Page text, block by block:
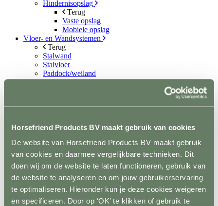
Horsefriend Products BV maakt gebruik van cookies
De website van Horsefriend Products BV maakt gebruik
van cookies en daarmee vergelijkbare technieken. Dit
doen wij om de website te laten functioneren, gebruik van
de website te analyseren en om jouw gebruikerservaring
te optimaliseren. Hieronder kun je deze cookies weigeren
en specificeren. Door op ‘OK’ te klikken of gebruik te
Hindernisopslag
Terug
Vaste opslag
Mobiele opslag
Vloer- en Wandsystemen
Terug
Stalwand
Stalvloer
Paddock/weiland
Wasplaatsen
Stap/draf molen
Horsefloor gietvloer
Ontvetten / lijmen / Kitten
Sale
+31(0)546 639 000
info@horsefriend.nl
Webshop home
Conditie en gezondheid Supplementen en